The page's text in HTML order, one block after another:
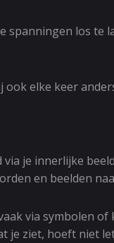
los te
elke keer
je innerlijke
en beelden
via symbolen of
je ziet, hoeft niet